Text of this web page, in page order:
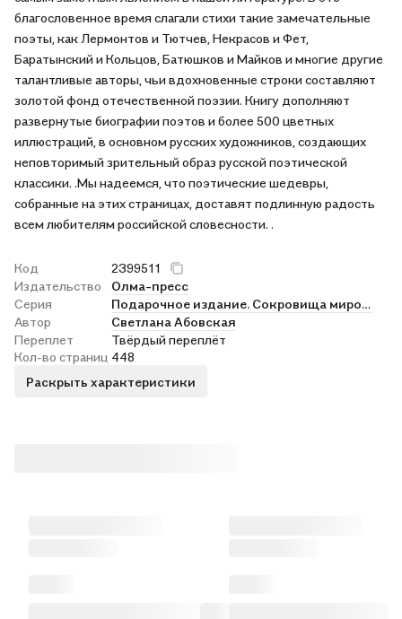
благословенное время слагали стихи такие замечательные
поэты, как Лермонтов и Тютчев, Некрасов и Фет,
Баратынский и Кольцов, Батюшков и Майков и многие другие
талантливые авторы, чьи вдохновенные строки составляют
золотой фонд отечественной поэзии. Книгу дополняют
развернутые биографии поэтов и более 500 цветных
иллюстраций, в основном русских художников, создающих
неповторимый зрительный образ русской поэтической
классики. .Мы надеемся, что поэтические шедевры,
собранные на этих страницах, доставят подлинную радость
всем любителям российской словесности. .
Код
2399511
Издательство
Олма-пресс
Серия
Подарочное издание. Сокровища мировой литературы
Автор
Светлана Абовская
Переплет
Твёрдый переплёт
Кол-во страниц 448
Раскрыть характеристики